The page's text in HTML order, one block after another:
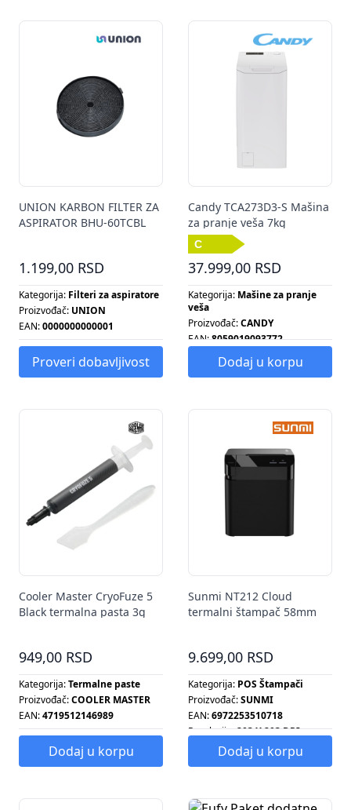
UNION KARBON FILTER ZA
ASPIRATOR BHU-60TCBL
1.199,00 RSD
Kategorija: Filteri za aspiratore
Proizvođač: UNION
EAN:0000000000001
Proveri dobavljivost
Candy TCA273D3-S Mašina
za pranje veša 7kg
37.999,00 RSD
Kategorija: Mašine za pranje
veša
Proizvođač:CANDY
EAN:8059019093772
Energetska klasa: C
Broj obrtaja centrifuge:1200
Dodaj u korpu
Cooler Master CryoFuze 5
Black termalna pasta 3g
949,00 RSD
Kategorija:Termalne paste
Proizvođač:COOLER MASTER
EAN:4719512146989
Dodaj u korpu
Sunmi NT212 Cloud
termalni štampač 58mm
9.699,00 RSD
Kategorija: POS Štampači
Proizvođač:SUNMI
EAN:6972253510718
Rezolucija:203 X 203 DPI
Dodaj u korpu